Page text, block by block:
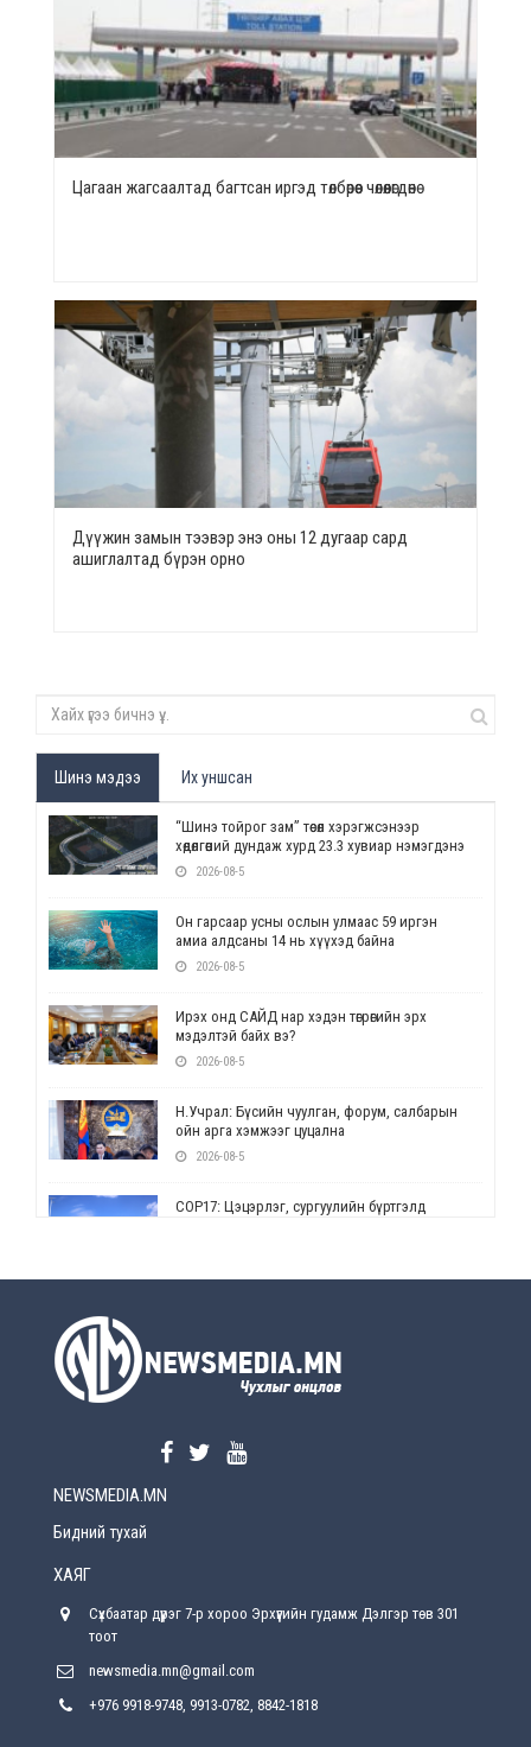
Цагаан жагсаалтад багтсан иргэд төлбөрөөс чөлөөлөгдөнө
Дүүжин замын тээвэр энэ оны 12 дугаар сард
ашиглалтад бүрэн орно
Шинэ мэдээ Их уншсан
“Шинэ тойрог зам” төсөл хэрэгжсэнээр
хөдөлгөөний дундаж хурд 23.3 хувиар нэмэгдэнэ
2026-08-5
Он гарсаар усны ослын улмаас 59 иргэн
амиа алдсаны 14 нь хүүхэд байна
2026-08-5
Ирэх онд САЙД нар хэдэн төгрөгийн эрх
мэдэлтэй байх вэ?
2026-08-5
Н.Учрал: Бүсийн чуулган, форум, салбарын
ойн арга хэмжээг цуцална
2026-08-5
СОР17: Цэцэрлэг, сургуулийн бүртгэлд
2026-08-5
2026-08-5
хүрсэн өгөөжөөрөө ажлаа үнэлж, хэрэгжилтээ
Улсын онцгой комисс өвөлжилтийн бэлтгэл,
NEWSMEDIA.MN
Бидний тухай
ХАЯГ
Сүхбаатар дүүрэг 7-р хороо Эрхүүгийн гудамж Дэлгэр төв 301
тоот
newsmedia.mn@gmail.com
+976 9918-9748, 9913-0782, 8842-1818